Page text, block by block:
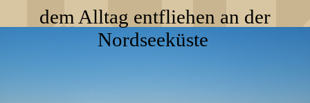
dem Alltag entfliehen an der
Nordseeküste